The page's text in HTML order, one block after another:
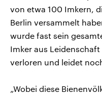
von etwa 100 Imkern,
Berlin versammelt
wurde fast sein
Imker aus
verloren und leidet
„Wobei diese